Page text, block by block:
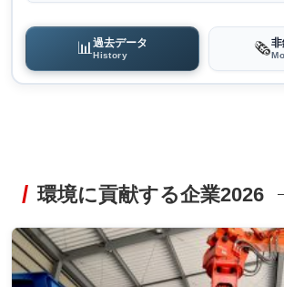
📊過去データ
History 🗞️
環境に貢献する企業2026